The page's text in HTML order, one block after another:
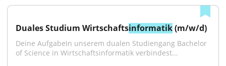
Duales Studium Wirtschaftsinformatik (m/w/d)
Deine AufgabeIn unserem dualen Studiengang Bachelor
of Science in Wirtschaftsinformatik verbindest...